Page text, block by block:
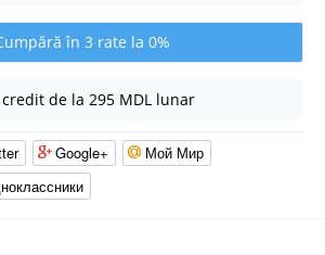
în 3 rate la 0%
de la 295 MDL lunar
Google+
Мой Мир